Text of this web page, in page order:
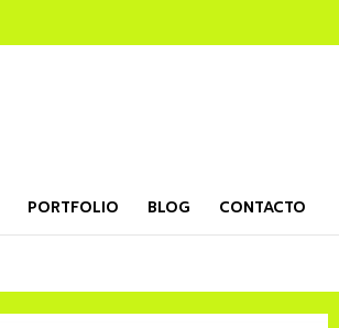
PORTFOLIO BLOG CONTACTO